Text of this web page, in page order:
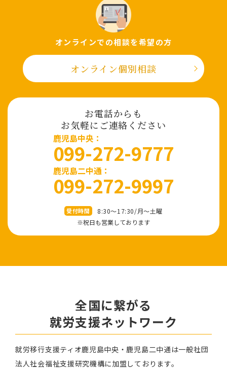
オンラインでの相談を希望の⽅
オンライン個別相談
お電話からも
お気軽にご連絡ください
⿅児島中央：
099-272-9777
鹿児島二中通：
099-272-9997
受付時間
8:30～17:30/⽉〜⼟曜
※祝⽇も営業しております
全国に繋がる
就労⽀援ネットワーク
就労移⾏⽀援ティオ⿅児島中央・鹿児島二中通は⼀般社団
法⼈社会福祉⽀援研究機構に加盟しております。